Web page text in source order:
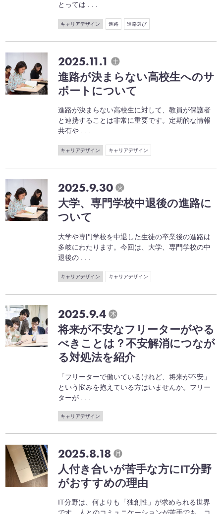
とっては . . .
キャリアデザイン 進路 進路選び
2025.11.1 土
進路が決まらない高校生へのサ
ポートについて
進路が決まらない高校生に対して、教員が保護者
と連携することは非常に重要です。定期的な情報
共有や . . .
キャリアデザイン キャリアデザイン
2025.9.30 火
大学、専門学校中退後の進路に
ついて
大学や専門学校を中退した生徒の卒業後の進路は
多岐にわたります。今回は、大学、専門学校の中
退後の . . .
キャリアデザイン キャリアデザイン
2025.9.4 木
将来が不安なフリーターがやる
べきことは？不安解消につなが
る対処法を紹介
「フリーターで働いているけれど、将来が不安」
という悩みを抱えている方はいませんか。フリー
ターが . . .
キャリアデザイン
2025.8.18 月
人付き合いが苦手な方にIT分野
がおすすめの理由
IT分野は、何よりも「独創性」が求められる世界